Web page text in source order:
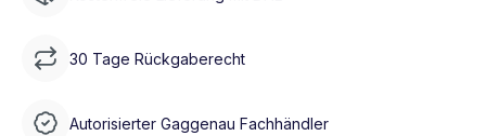
30 Tage Rückgaberecht
Autorisierter Gaggenau Fachhändler